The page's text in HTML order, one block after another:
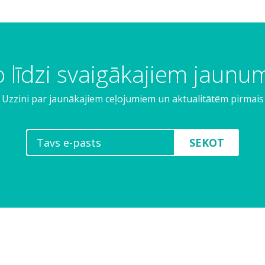
līdzi svaigākajiem
Uzzini par jaunākajiem ceļojumiem un aktualitātēm pirmais
SEKOT